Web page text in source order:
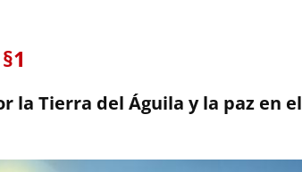
§1
la Tierra del Águila y la paz en el